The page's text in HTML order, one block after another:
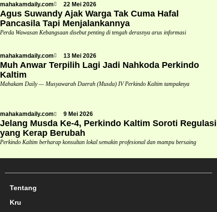
mahakamdaily.com 22 Mei 2026
Agus Suwandy Ajak Warga Tak Cuma Hafal
Pancasila Tapi Menjalankannya
Perda Wawasan Kebangsaan disebut penting di tengah derasnya arus informasi
mahakamdaily.com 13 Mei 2026
Muh Anwar Terpilih Lagi Jadi Nahkoda Perkindo
Kaltim
Mahakam Daily — Musyawarah Daerah (Musda) IV Perkindo Kaltim tampaknya
mahakamdaily.com 9 Mei 2026
Jelang Musda Ke-4, Perkindo Kaltim Soroti Regulasi
yang Kerap Berubah
Perkindo Kaltim berharap konsultan lokal semakin profesional dan mampu bersaing
Tentang
Kru